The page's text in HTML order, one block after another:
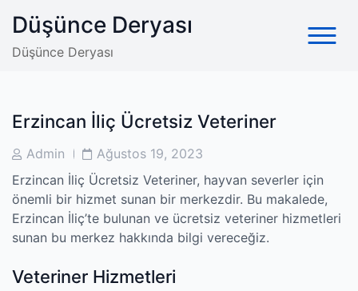
content
Düşünce Deryası
Düşünce Deryası
Erzincan İliç Ücretsiz Veteriner
PostAdmin
PostAğustos 19, 2023
Erzincan İliç Ücretsiz Veteriner, hayvan severler için
önemli bir hizmet sunan bir merkezdir. Bu makalede,
Erzincan İliç’te bulunan ve ücretsiz veteriner hizmetleri
sunan bu merkez hakkında bilgi vereceğiz.
Veteriner Hizmetleri